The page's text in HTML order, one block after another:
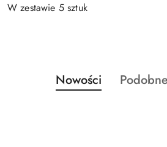
W zestawie 5 sztuk
Pomiń karuzelę produktów
Produkty
o
Nowości
Produkty